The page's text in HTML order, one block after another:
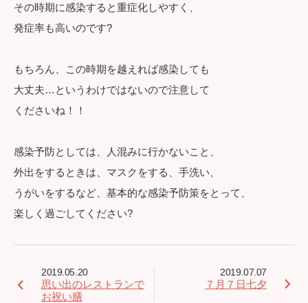
その時期に感染すると重症化しやすく、
発症率も高いのです?
もちろん、この時期を越えれば感染しても
大丈夫…というわけではないので注意して
くださいね！！
感染予防としては、人混みに行かないこと、
外出をするときは、マスクをする、手洗い、
うがいをするなど、基本的な感染予防策をとって、
楽しく過ごしてください?
2019.05.20
思い出のレストランで
お祝い膳
2019.07.07
７月７日七夕